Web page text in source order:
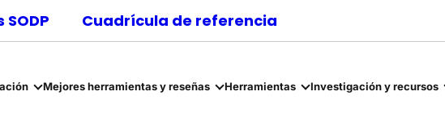
SODP Cuadrícula de referencia
Mejores herramientas y reseñas Herramientas Investigación y recursos